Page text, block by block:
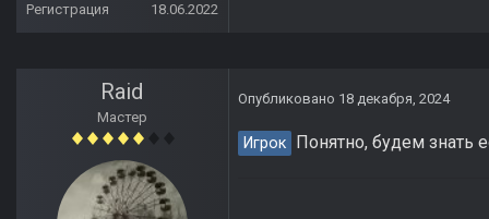
Регистрация
18.06.2022
Raid
Мастер
Опубликовано 18 декабря, 2024
Игрок Понятно, будем знать